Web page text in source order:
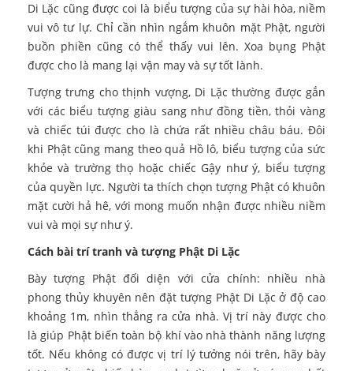
Di Lặc cũng được coi là biểu tượng của sự hài hòa, niềm
vui vô tư lự. Chỉ cần nhìn ngắm khuôn mặt Phật, người
buồn phiền cũng có thể thấy vui lên. Xoa bụng Phật
được cho là mang lại vận may và sự tốt lành.
Tượng trưng cho thịnh vượng, Di Lặc thường được gắn
với các biểu tượng giàu sang như đồng tiền, thỏi vàng
và chiếc túi được cho là chứa rất nhiều châu báu. Đôi
khi Phật cũng mang theo quả Hồ lô, biểu tượng của sức
khỏe và trường thọ hoặc chiếc Gậy như ý, biểu tượng
của quyền lực. Người ta thích chọn tượng Phật có khuôn
mặt cười hả hê, với mong muốn nhận được nhiều niềm
vui và mọi sự như ý.
Cách bài trí tranh và tượng Phật Di Lặc
Bày tượng Phật đối diện với cửa chính: nhiều nhà
phong thủy khuyên nên đặt tượng Phật Di Lặc ở độ cao
khoảng 1m, nhìn thẳng ra cửa nhà. Vị trí này được cho
là giúp Phật biến toàn bộ khí vào nhà thành năng lượng
tốt. Nếu không có được vị trí lý tưởng nói trên, hãy bày